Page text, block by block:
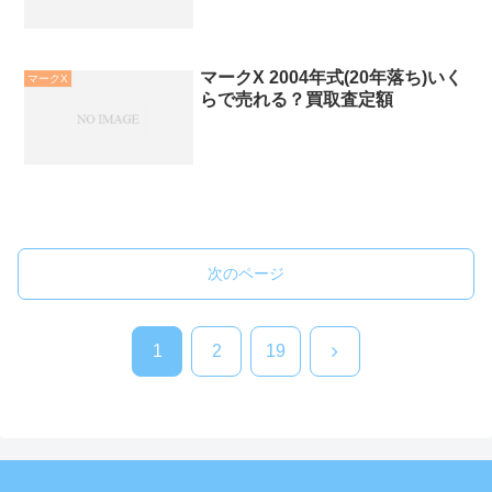
マークX
マークX 2004年式(20年落ち)いく
らで売れる？買取査定額
次のページ
1 2 19 次